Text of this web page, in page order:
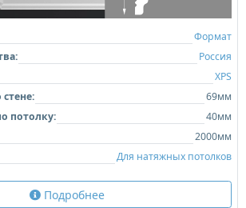
Формат
Россия
XPS
69мм
потолку:
40мм
2000мм
Для натяжных потолков
Подробнее